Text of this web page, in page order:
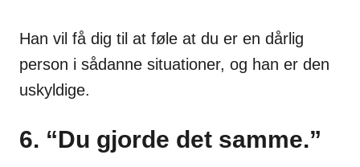
Han vil få dig til at føle at du er en dårlig
person i sådanne situationer, og han er den
uskyldige.
6. “Du gjorde det samme.”